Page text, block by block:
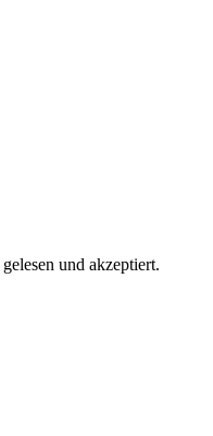
gelesen und akzeptiert.